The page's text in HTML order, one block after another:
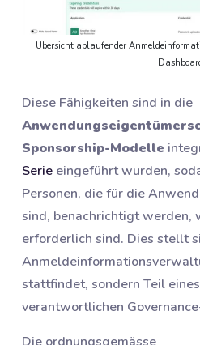
Übersicht ablaufender
Diese Fähigkeiten sind in die
Sponsorship-Modelle
Serie eingeführt wurden,
Personen, die für die
sind, benachrichtigt werden,
erforderlich sind. Dies stellt
stattfindet, sondern Teil
verantwortlichen
Die ordnungsgemässe